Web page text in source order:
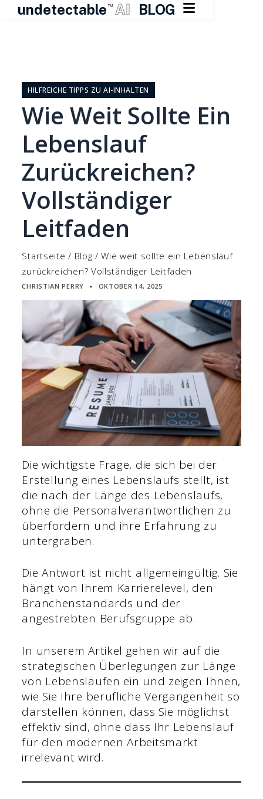
undetectable TM AI BLOG 
springenHILFREICHE TIPPS ZU AI-INHALTEN
Wie Weit Sollte Ein
Lebenslauf
Zurückreichen?
Vollständiger
Leitfaden
Startseite / Blog /Wie weit sollte ein Lebenslauf
zurückreichen? Vollständiger Leitfaden
CHRISTIAN PERRY ▪ OKTOBER 14, 2025
Die wichtigste Frage, die sich bei der
Erstellung eines Lebenslaufs stellt, ist
die nach der Länge des Lebenslaufs,
ohne die Personalverantwortlichen zu
überfordern und ihre Erfahrung zu
untergraben.
Die Antwort ist nicht allgemeingültig. Sie
hängt von Ihrem Karrierelevel, den
Branchenstandards und der
angestrebten Berufsgruppe ab.
In unserem Artikel gehen wir auf die
strategischen Überlegungen zur Länge
von Lebensläufen ein und zeigen Ihnen,
wie Sie Ihre berufliche Vergangenheit so
darstellen können, dass Sie möglichst
effektiv sind, ohne dass Ihr Lebenslauf
für den modernen Arbeitsmarkt
irrelevant wird.